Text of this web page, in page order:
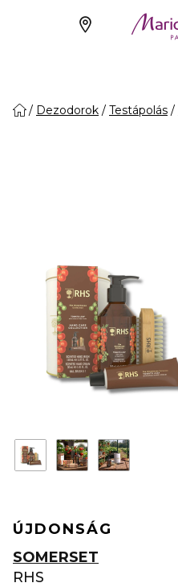
Dezodorok Testápolás
ÚJDONSÁG
SOMERSET
RHS